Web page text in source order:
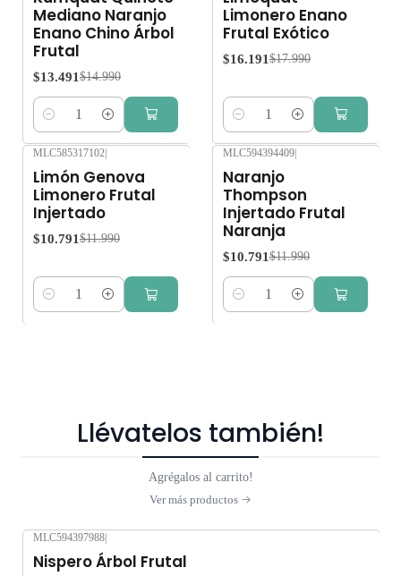
Mediano Naranjo
Enano Chino Árbol
Frutal
$13.491 $14.990
Cantidad
Limonero Enano
Frutal Exótico
$16.191 $17.990
Cantidad
MLC585317102|
Limón Genova
Limonero Frutal
Injertado
$10.791 $11.990
Cantidad
MLC594394409|
Naranjo
Thompson
Injertado Frutal
Naranja
$10.791 $11.990
Cantidad
Llévatelos también!
Agrégalos al carrito!
Ver más productos
MLC594397988
Nispero Árbol Frutal